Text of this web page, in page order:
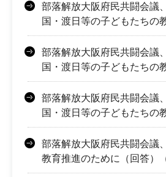
部落解放大阪府民共闘会議
国・渡日等の子どもたちの
部落解放大阪府民共闘会議
国・渡日等の子どもたちの
部落解放大阪府民共闘会議
国・渡日等の子どもたちの
部落解放大阪府民共闘会議
教育推進のために（回答）